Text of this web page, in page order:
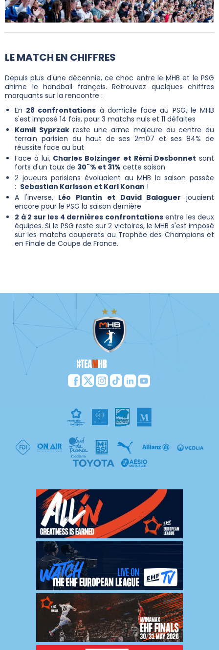
LE MATCH EN CHIFFRES
Depuis plus d'une décennie, ce choc entre le MHB et le PSG
anime le handball français. Retrouvez quelques chiffres
marquants sur la rencontre :
En 28 confrontations à domicile face au PSG, le MHB
s'est imposé 14 fois, pour 3 matchs nuls et 11 défaites
Kamil Syprzak reste une arme majeure au centre du
terrain parisien du haut de ses 2m07 et ses 84% de
réussite face au but
Face à lui, Charles Bolzinger et Rémi Desbonnet sont
forts d'un taux de 30¨% et 31% cette saison
2 joueurs parisiens évoluaient au MHB la saison passée
: Sebastian Karlsson et Karl Konan !
A l'inverse, Léo Plantin et David Balaguer jouaient
encore pour le PSG la saison dernière
2 à 2 sur les 4 dernières confrontationsentre les deux
équipes. Si le PSG reste sur 2 victoires, le MHB s'est imposé
sur les matchs couperets au Trophée des Champions et
en Finale de Coupe de France.